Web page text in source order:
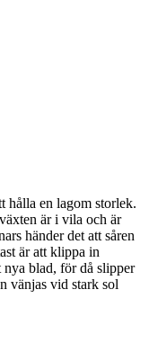
hålla en lagom storlek.
är i vila och är
händer det att såren
är att klippa in
nya blad, för då slipper
vänjas vid stark sol